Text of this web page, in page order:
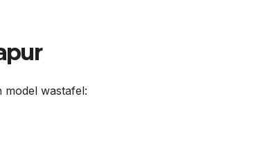
model wastafel: